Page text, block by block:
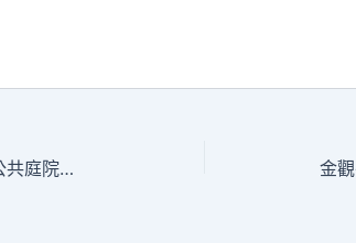
記OSDER奧斯德材料報價者幫｜公共庭院變身“私人廚房”調查